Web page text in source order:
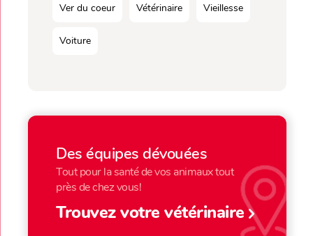
Ver du coeur Vétérinaire Vieillesse
Voiture
Des équipes dévouées
Tout pour la santé de vos animaux tout
près de chez vous!
Trouvez votre vétérinaire